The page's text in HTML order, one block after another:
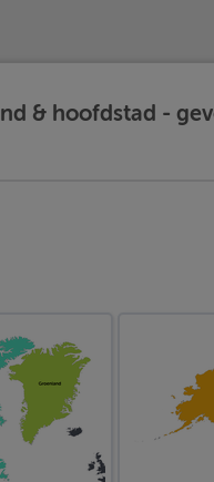
& hoofdstad -